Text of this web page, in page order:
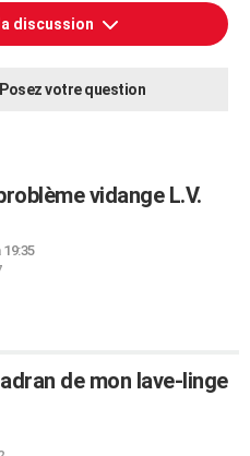
discussion
Posez votre question
vidange L.V.
19:35
de mon lave-linge